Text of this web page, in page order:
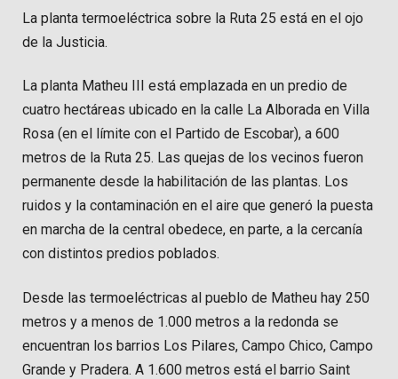
La planta termoeléctrica sobre la Ruta 25 está en el ojo
de la Justicia.
La planta Matheu III está emplazada en un predio de
cuatro hectáreas ubicado en la calle La Alborada en Villa
Rosa (en el límite con el Partido de Escobar), a 600
metros de la Ruta 25. Las quejas de los vecinos fueron
permanente desde la habilitación de las plantas. Los
ruidos y la contaminación en el aire que generó la puesta
en marcha de la central obedece, en parte, a la cercanía
con distintos predios poblados.
Desde las termoeléctricas al pueblo de Matheu hay 250
metros y a menos de 1.000 metros a la redonda se
encuentran los barrios Los Pilares, Campo Chico, Campo
Grande y Pradera. A 1.600 metros está el barrio Saint